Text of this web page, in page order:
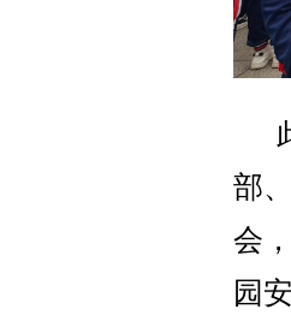
部
会
园